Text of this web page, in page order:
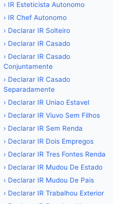
› IR Esteticista Autonomo
› IR Chef Autonomo
› Declarar IR Solteiro
› Declarar IR Casado
› Declarar IR Casado
Conjuntamente
› Declarar IR Casado
Separadamente
› Declarar IR Uniao Estavel
› Declarar IR Viuvo Sem Filhos
› Declarar IR Sem Renda
› Declarar IR Dois Empregos
› Declarar IR Tres Fontes Renda
› Declarar IR Mudou De Estado
› Declarar IR Mudou De Pais
› Declarar IR Trabalhou Exterior